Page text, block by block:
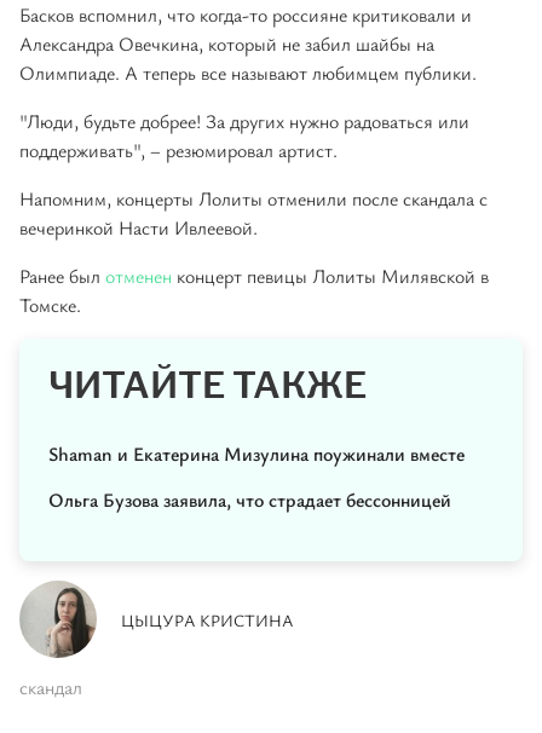
Басков вспомнил, что когда-то россияне критиковали и
Александра Овечкина, который не забил шайбы на
Олимпиаде. А теперь все называют любимцем публики.
"Люди, будьте добрее! За других нужно радоваться или
поддерживать", – резюмировал артист.
Напомним, концерты Лолиты отменили после скандала с
вечеринкой Насти Ивлеевой.
Ранее был отменен концерт певицы Лолиты Милявской в
Томске.
ЧИТАЙТЕ ТАКЖЕ
Shaman и Екатерина Мизулина поужинали вместе
Ольга Бузова заявила, что страдает бессонницей
ЦЫЦУРА КРИСТИНА
скандал